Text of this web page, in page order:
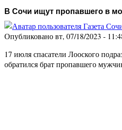
В Сочи ищут пропавшего в
Опубликовано вт, 07/18/2023 -
17 июля спасатели Лооского
обратился брат пропавшего